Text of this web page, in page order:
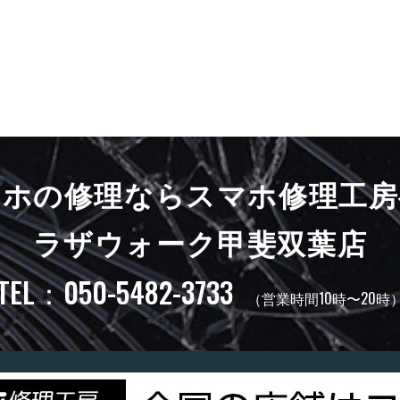
の修理ならスマホ修理工
ラザウォーク甲斐双葉店
：050-5482-3733 （営業時間10時〜20時